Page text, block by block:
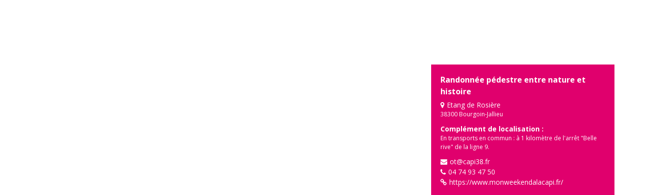
Randonnée pédestre entre nature et
histoire
Etang de Rosière
38300 Bourgoin-Jallieu
Complément de localisation :
En transports en commun : à 1 kilomètre de l'arrêt "Belle
rive" de la ligne 9.
ot@capi38.fr
04 74 93 47 50
https://www.monweekendalacapi.fr/